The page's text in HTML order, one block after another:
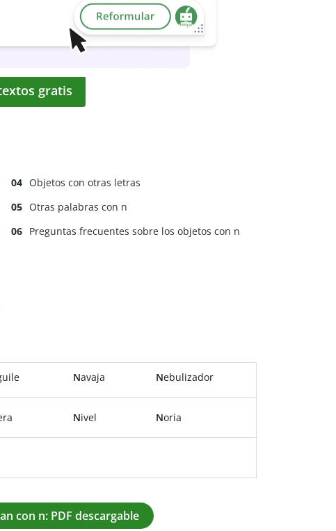
gratis
Objetos con otras letras
Otras palabras con n
Preguntas frecuentes sobre los objetos con n
Navaja Nebulizador
Nivel Noria
con n: PDF descargable